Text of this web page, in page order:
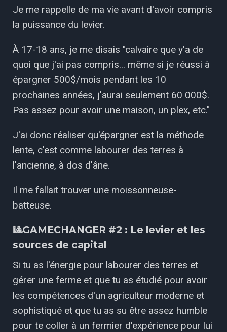
Je me rappelle de ma vie avant d'avoir compris
la puissance du levier.
À 17-18 ans, je me disais "calvaire que y'a de
quoi que j'ai pas compris... même si je réussi à
épargner 500$/mois pendant les 10
prochaines années, j'aurai seulement 60 000$.
Pas assez pour avoir une maison, un plex, etc."
J'ai donc réaliser qu'épargner est la méthode
lente, c'est comme labourer des terres à
l'ancienne, à dos d'âne.
Il me fallait trouver une moissonneuse-
batteuse.
🎱GAMECHANGER #2 : Le levier et les
sources de capital
Si tu as l'énergie pour labourer des terres et
gérer une ferme et que tu as étudié pour avoir
les compétences d'un agriculteur moderne et
sophistiqué et que tu as su être assez humble
pour te coller à un fermier d'expérience pour lui